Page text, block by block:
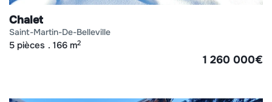
Chalet
saint-martin-de-belleville
5 pièces 166 m2
1 260 000€